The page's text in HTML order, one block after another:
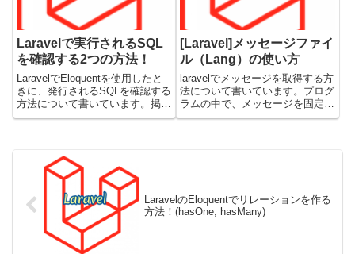
Laravelで実行されるSQL
を確認する2つの方法！
LaravelでEloquentを使用したと
きに、発行されるSQLを確認する
方法について書いています。掲載
しているコードはLaravelのバー
最初にtoSqlメ...
[Laravel]メッセージファイ
ル（Lang）の使い方
laravelでメッセージを取得する方
法について書いています。プログ
ラムの中で、メッセージを固定で
書くのではなく、resources/lang
LaravelのEloquentでリレーションを作る
方法！(hasOne, hasMany)